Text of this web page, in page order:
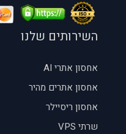
השירותים שלנו
אחסון אתרי AI
אחסון אתרים מהיר
אחסון ריסיילר
שרתי VPS